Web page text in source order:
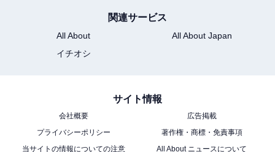
ネル USB-C/USB-A/DC出力 折りたたみ式 ソーラーチャー
ジャー ETFE ポータブル電源 充電器 スマホやタブレット
関連サービス
All About
All About Japan
イチオシ
サイト情報
会社概要
広告掲載
プライバシーポリシー
著作権・商標・免責事項
当サイトの情報についての注意
All About ニュースについて